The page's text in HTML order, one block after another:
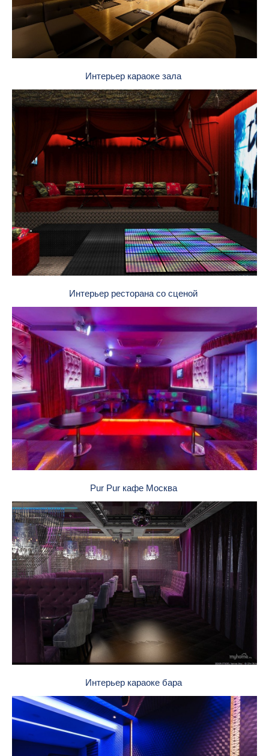
Интерьер караоке зала
Интерьер ресторана со сценой
Pur Pur кафе Москва
Интерьер караоке бара